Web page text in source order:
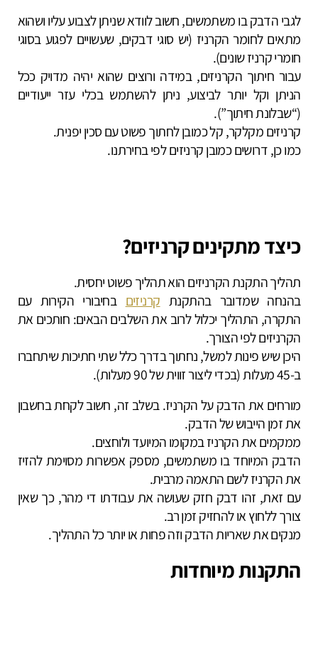
לגבי הדבק בו משתמשים, חשוב לוודא שניתן לצבוע עליו ושהוא
מתאים לחומר הקרניז (יש סוגי דבקים, שעשויים לפגוע בסוגי
חומרי קרניז שונים).
עבור חיתוך הקרניזים, במידה ורוצים שהוא יהיה מדויק ככל
הניתן וקל יותר לביצוע, ניתן להשתמש בכלי עזר ייעודיים
(“שבלונת חיתוך”).
קרניזים מקלקר, קל כמובן לחתוך פשוט עם סכין יפנית.
כמו כן, דרושים כמובן קרניזים לפי בחירתנו.
כיצד מתקינים קרניזים?
תהליך התקנת הקרניזים הוא תהליך פשוט יחסית.
בהנחה שמדובר בהתקנת קרניזים בחיבורי הקירות עם
התקרה, התהליך יכלול לרוב את השלבים הבאים: חותכים את
הקרניזים לפי הצורך.
היכן שיש פינות למשל, נחתוך בדרך כלל שתי חתיכות שיתחברו
ב-45 מעלות (בכדי ליצור זווית של 90 מעלות).
מורחים את הדבק על הקרניז. בשלב זה, חשוב לקחת בחשבון
את זמן הייבוש של הדבק.
ממקמים את הקרניז במקומו המיועד ולוחצים.
הדבק המיוחד בו משתמשים, מספק אפשרות מסוימת להזיז
את הקרניז לשם התאמה מרבית.
עם זאת, זהו דבק חזק שעושה את עבודתו די מהר, כך שאין
צורך ללחוץ או להחזיק זמן רב.
מנקים את שאריות הדבק וזה פחות או יותר כל התהליך.
התקנות מיוחדות